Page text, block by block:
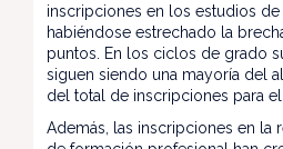
inscripciones en los estudios de
habiéndose estrechado la
puntos. En los ciclos de grado
siguen siendo una mayoría del
del total de inscripciones para
Además, las inscripciones en la